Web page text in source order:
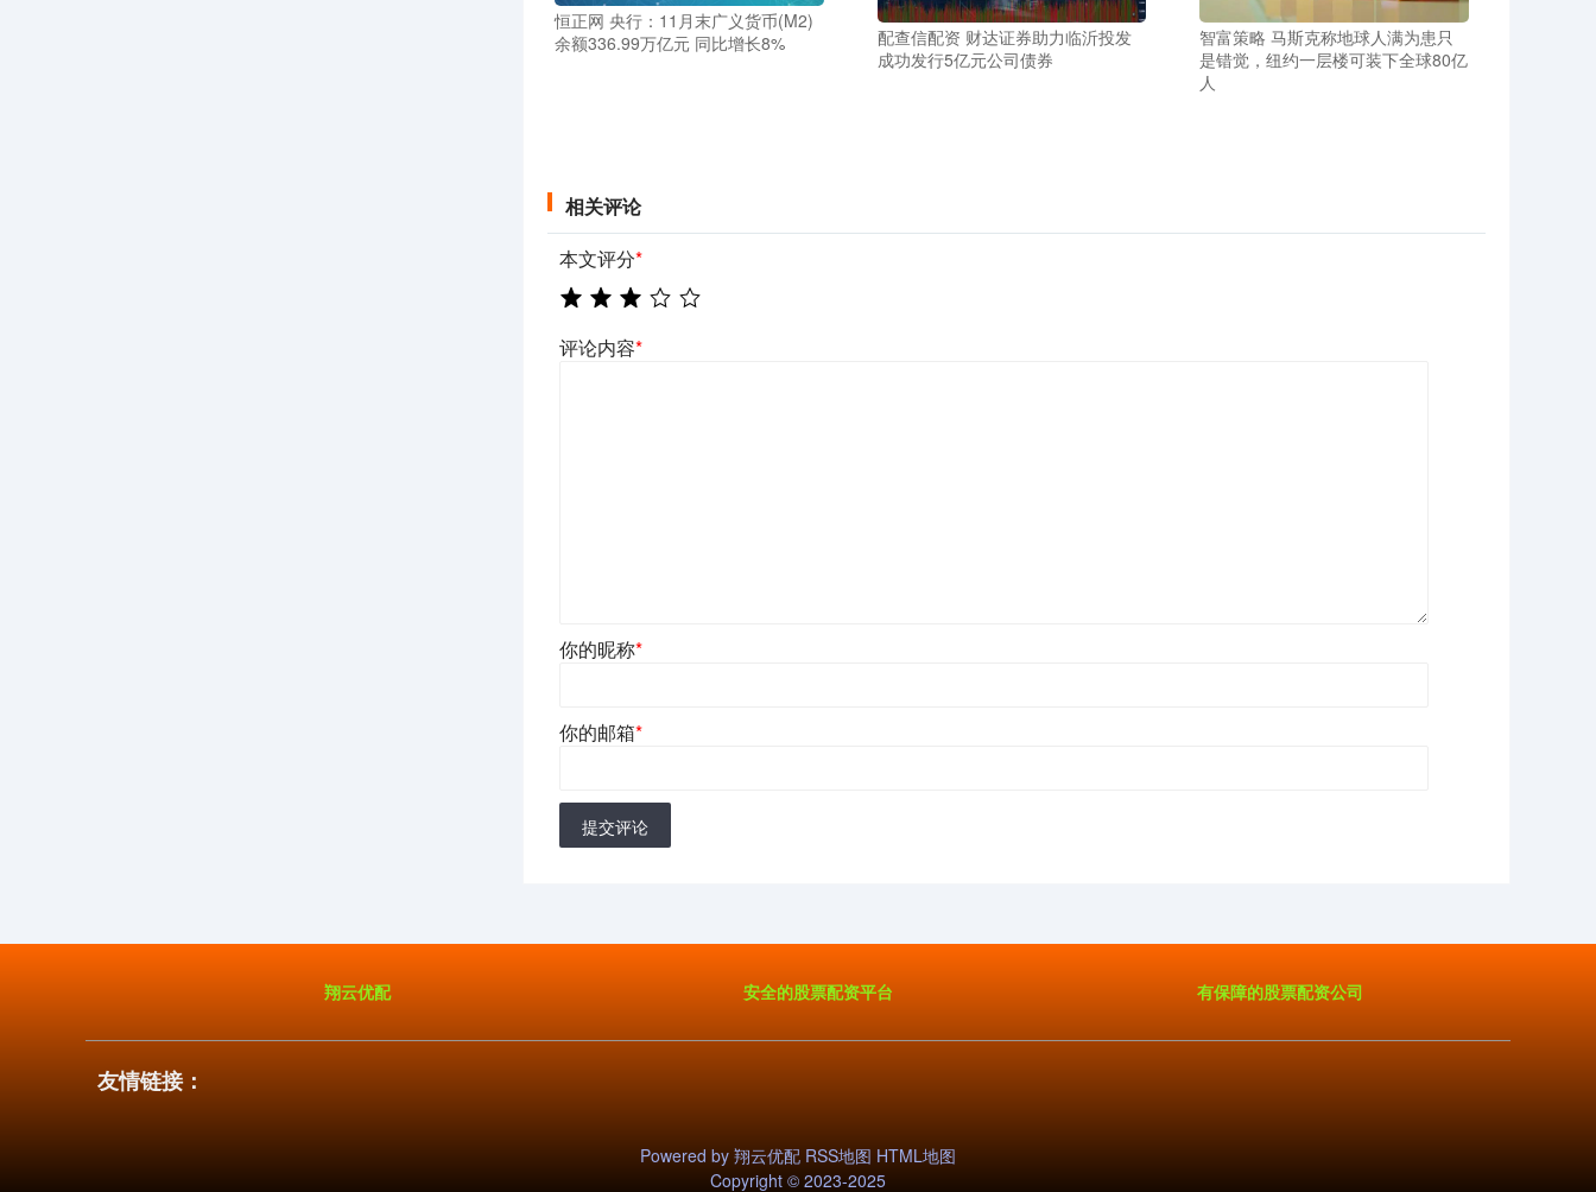
恒正网 央行：11月末广义货币(M2)
余额336.99万亿元 同比增长8%
配查信配资 财达证券助力临沂投发
成功发行5亿元公司债券
智富策略 马斯克称地球人满为患只
是错觉，纽约一层楼可装下全球80亿
人
相关评论
本文评分*
评论内容*
你的昵称*
你的邮箱*
提交评论
翔云优配 安全的股票配资平台 有保障的股票配资公司
友情链接：
Powered by 翔云优配 RSS地图 HTML地图
Copyright © 2023-2025